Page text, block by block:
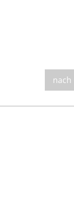
nach